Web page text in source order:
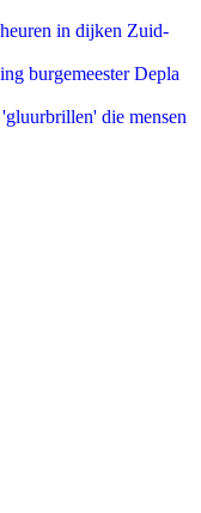
in dijken Zuid-
burgemeester Depla
die mensen